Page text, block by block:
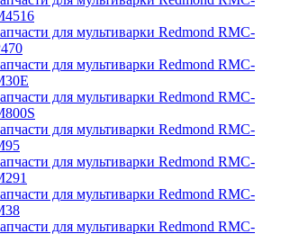
для мультиварки Redmond RMC-
для мультиварки Redmond RMC-
для мультиварки Redmond RMC-
для мультиварки Redmond RMC-
для мультиварки Redmond RMC-
для мультиварки Redmond RMC-
для мультиварки Redmond RMC-